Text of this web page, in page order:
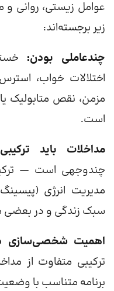
عوامل زیستی، روانی
زیر برجسته‌اند:
چندعاملی بودن:
اختلالات خواب،
مزمن، نقص متابولیک
است.
مداخلات باید
مدیریت انرژی
سبک زندگی و در بعضی
اهمیت شخصی‌سازی
ترکیبی متفاوت از
برنامه متناسب با